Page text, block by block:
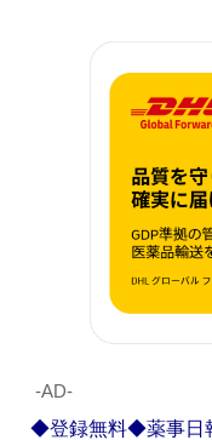
‐AD‐
◆登録無料◆薬事日